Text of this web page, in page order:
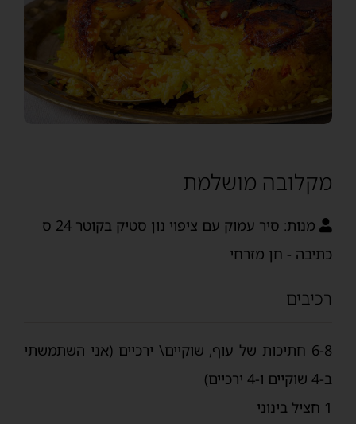
מקלובה מושלמת
מנות: סיר עמוק עם ציפוי נון סטיק בקוטר 24 ס
כתיבה - חן מזרחי
רכיבים
6-8 חתיכות של עוף, שוקיים\ ירכיים (אני השתמשתי
ב-4 שוקיים ו-4 ירכיים)
1 חציל בינוני